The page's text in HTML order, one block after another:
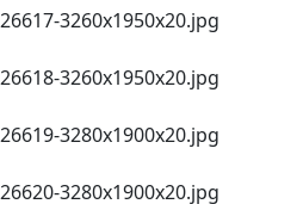
26617-3260х1950х20.jpg
26618-3260х1950х20.jpg
26619-3280х1900х20.jpg
26620-3280х1900х20.jpg